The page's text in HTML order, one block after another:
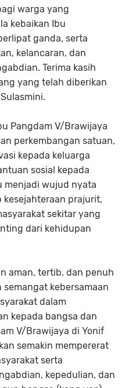
warga yang
kebaikan Ibu
ganda, serta
kelancaran, dan
Terima kasih
yang telah diberikan
Pangdam V/Brawijaya
perkembangan satuan,
kepada keluarga
sosial kepada
menjadi wujud nyata
prajurit,
sekitar yang
dari kehidupan
aman, tertib, dan penuh
kebersamaan
dalam
kepada bangsa dan
V/Brawijaya di Yonif
semakin mempererat
serta
kepedulian, dan